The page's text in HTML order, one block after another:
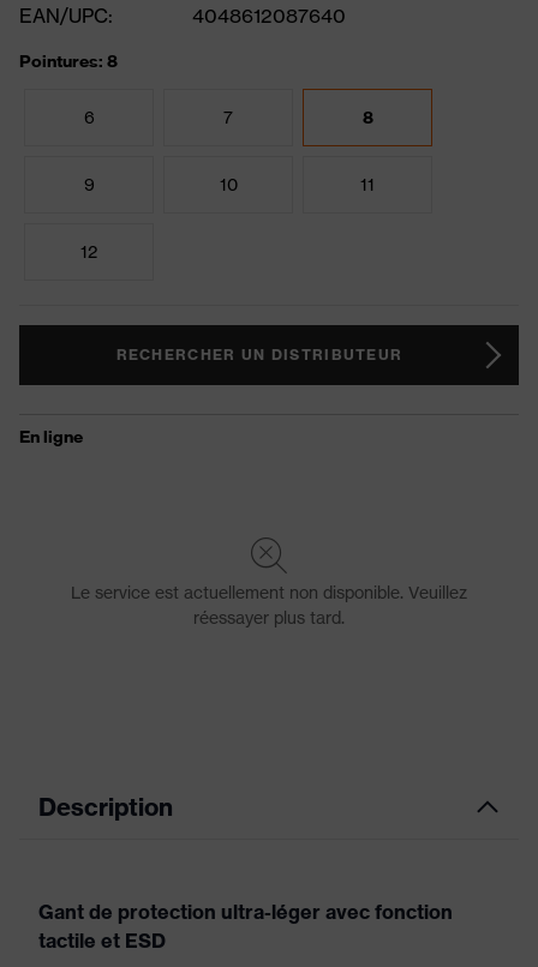
EAN/UPC:
4048612087640
Pointures: 8
6 7 8
9 10 11
12
RECHERCHER UN DISTRIBUTEUR
Description
Gant de protection ultra-léger avec fonction
tactile et ESD